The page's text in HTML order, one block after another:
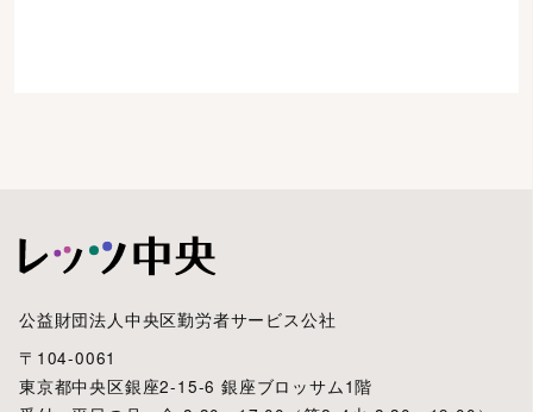
公益財団法人中央区勤労者サービス公社
〒104-0061
東京都中央区銀座2-15-6 銀座ブロッサム1階